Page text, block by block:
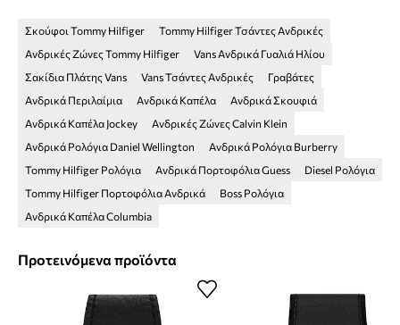
Σκούφοι Tommy Hilfiger
Tommy Hilfiger Τσάντες Ανδρικές
Ανδρικές Ζώνες Tommy Hilfiger
Vans Ανδρικά Γυαλιά Ηλίου
Σακίδια Πλάτης Vans
Vans Τσάντες Ανδρικές
Γραβάτες
Ανδρικά Περιλαίμια
Ανδρικά Καπέλα
Ανδρικά Σκουφιά
Ανδρικά Καπέλα Jockey
Ανδρικές Ζώνες Calvin Klein
Ανδρικά Ρολόγια Daniel Wellington
Ανδρικά Ρολόγια Burberry
Tommy Hilfiger Ρολόγια
Ανδρικά Πορτοφόλια Guess
Diesel Ρολόγια
Tommy Hilfiger Πορτοφόλια Ανδρικά
Boss Ρολόγια
Ανδρικά Καπέλα Columbia
Προτεινόμενα προϊόντα